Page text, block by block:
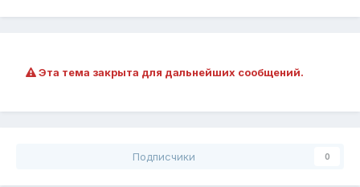
Эта тема закрыта для дальнейших сообщений.
Подписчики 0